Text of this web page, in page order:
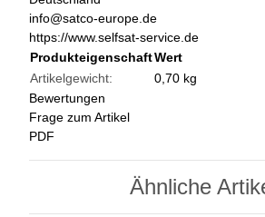
info@satco-europe.de
https://www.selfsat-service.de
ProdukteigenschaftWert
Artikelgewicht:
0,70 kg
Bewertungen
Frage zum Artikel
PDF
Ähnliche